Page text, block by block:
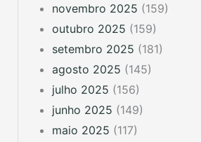
novembro 2025 (159)
outubro 2025 (159)
setembro 2025 (181)
agosto 2025 (145)
julho 2025 (156)
junho 2025 (149)
maio 2025 (117)